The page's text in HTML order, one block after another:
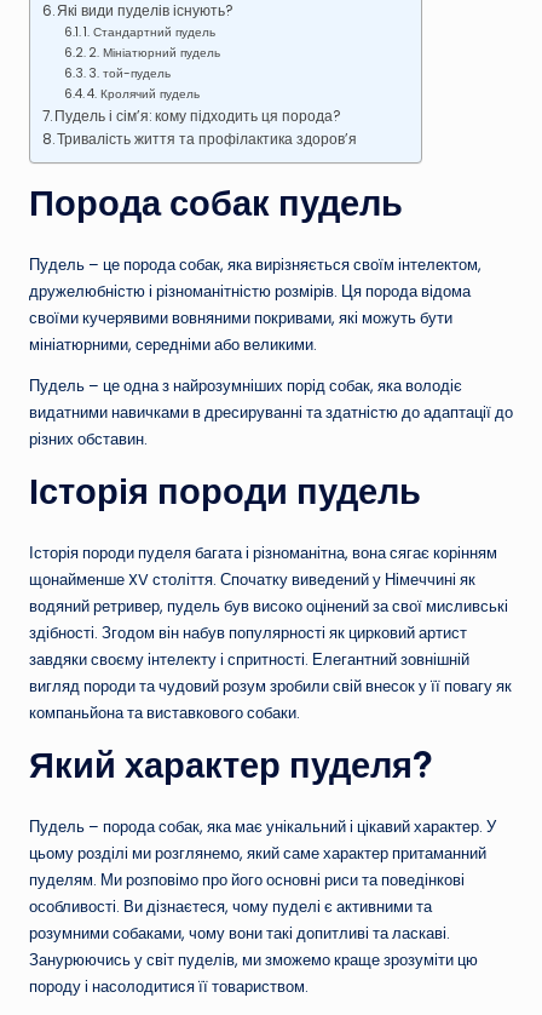
Які види пуделів існують?
1. Стандартний пудель
2. Мініатюрний пудель
3. той-пудель
4. Кролячий пудель
Пудель і сім’я: кому підходить ця порода?
Тривалість життя та профілактика здоров’я
Порода собак пудель
Пудель – це порода собак, яка вирізняється своїм інтелектом,
дружелюбністю і різноманітністю розмірів. Ця порода відома
своїми кучерявими вовняними покривами, які можуть бути
мініатюрними, середніми або великими.
Пудель – це одна з найрозумніших порід собак, яка володіє
видатними навичками в дресируванні та здатністю до адаптації до
різних обставин.
Історія породи пудель
Історія породи пуделя багата і різноманітна, вона сягає корінням
щонайменше XV століття. Спочатку виведений у Німеччині як
водяний ретривер, пудель був високо оцінений за свої мисливські
здібності. Згодом він набув популярності як цирковий артист
завдяки своєму інтелекту і спритності. Елегантний зовнішній
вигляд породи та чудовий розум зробили свій внесок у її повагу як
компаньйона та виставкового собаки.
Який характер пуделя?
Пудель – порода собак, яка має унікальний і цікавий характер. У
цьому розділі ми розглянемо, який саме характер притаманний
пуделям. Ми розповімо про його основні риси та поведінкові
особливості. Ви дізнаєтеся, чому пуделі є активними та
розумними собаками, чому вони такі допитливі та ласкаві.
Занурюючись у світ пуделів, ми зможемо краще зрозуміти цю
породу і насолодитися її товариством.